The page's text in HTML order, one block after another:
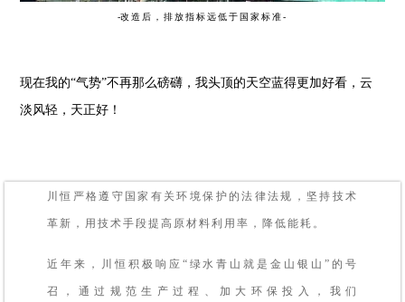
-改造后，排放指标远低于国家标准-
现在我的“气势”不再那么磅礴，我头顶的天空蓝得更加好看，云
淡风轻，天正好！
川恒严格遵守国家有关环境保护的法律法规，坚持技术
革新，用技术手段提高原材料利用率，降低能耗。
近年来，川恒积极响应“绿水青山就是金山银山”的号
召，通过规范生产过程、加大环保投入，我们